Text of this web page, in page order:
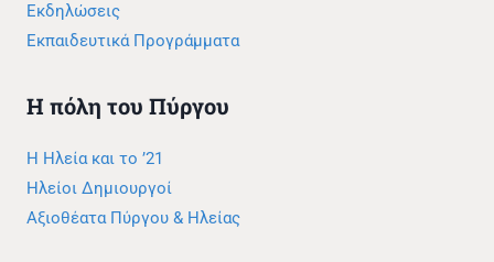
Εκδηλώσεις
Εκπαιδευτικά Προγράμματα
Η πόλη του Πύργου
Η Ηλεία και το ’21
Ηλείοι Δημιουργοί
Αξιοθέατα Πύργου & Ηλείας